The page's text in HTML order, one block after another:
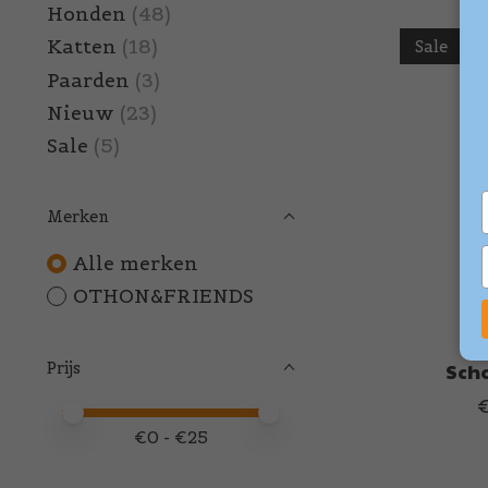
Honden (48)
Katten (18)
Paarden (3)
Nieuw (23)
Sale (5)
Merken
Alle merken
OTHON&FRIENDS
Prijs
Minimale prijswaarde
Price maximum value
€0 - €25
Sale